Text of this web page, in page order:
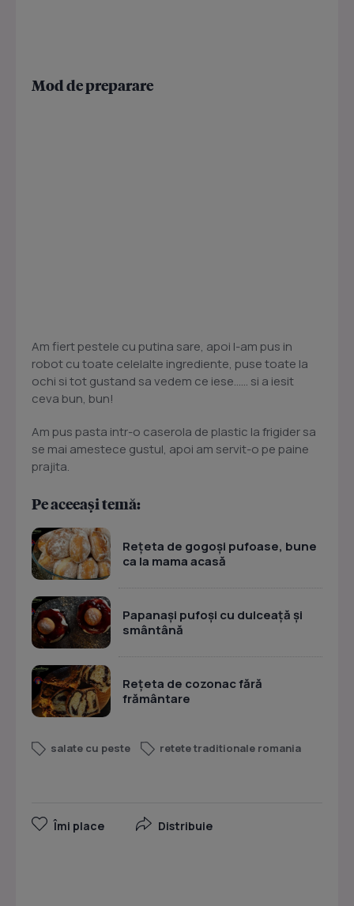
Mod de preparare
Am fiert pestele cu putina sare, apoi l-am pus in
robot cu toate celelalte ingrediente, puse toate la
ochi si tot gustand sa vedem ce iese...... si a iesit
ceva bun, bun!
Am pus pasta intr-o caserola de plastic la frigider sa
se mai amestece gustul, apoi am servit-o pe paine
prajita.
Pe aceeași temă:
Rețeta de gogoși pufoase, bune
ca la mama acasă
Papanași pufoși cu dulceață și
smântână
Rețeta de cozonac fără
frământare
salate cu peste retete traditionale romania
Îmi place Distribuie